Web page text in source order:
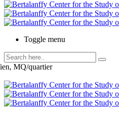
Toggle menu
MQ/quartier